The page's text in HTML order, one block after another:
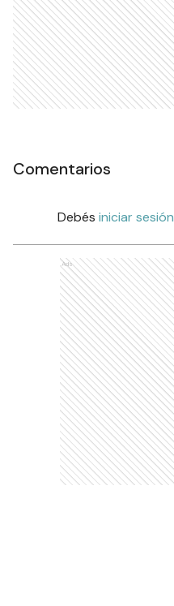
Comentarios
Debés iniciar sesión
Ads